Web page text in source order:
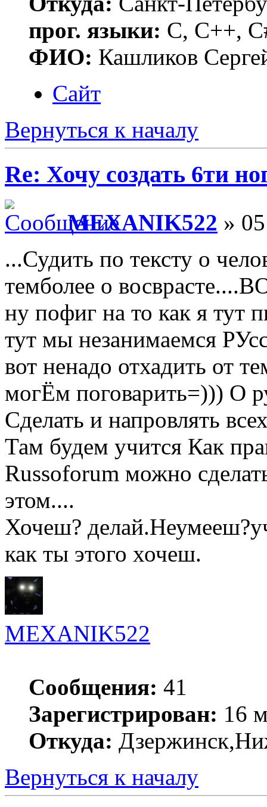
прог. языки: C, C++,
ФИО: Кашликов
Сайт
Вернуться к началу
Re: Хочу создать 6ти
MEXANIK522 »
...Судить по тексту о
темболее о
ну пофиг на то как я тут
тут мы незанимаемся
вот ненадо отхадить от
могЁм поговарить=))) О
Сделать и напровлять
Там будем учится Как
Russoforum можно
этом....
Хочеш?
как ты этого хочеш.
MEXANIK522
Сообщения: 41
Зарегистрирован: 16
Откуда:
Вернуться к началу